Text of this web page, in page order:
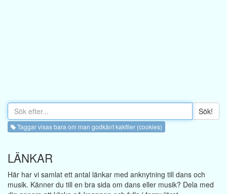
Sök!
Taggar visas bara om man godkänt kakfiler (cookies)
LÄNKAR
Här har vi samlat ett antal länkar med anknytning till dans och
musik. Känner du till en bra sida om dans eller musik? Dela med